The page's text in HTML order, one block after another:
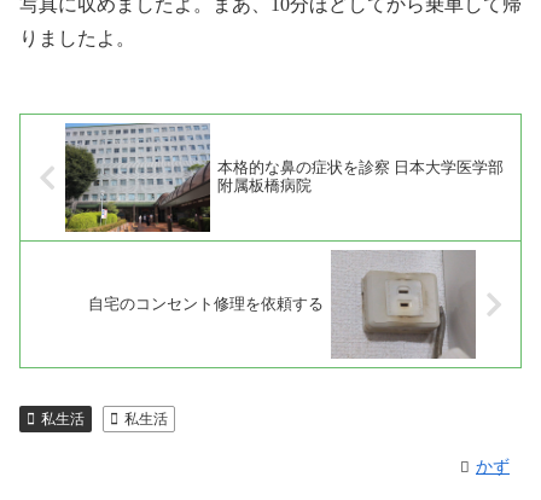
写真に収めましたよ。まあ、10分ほどしてから乗車して帰
りましたよ。
本格的な鼻の症状を診察 日本大学医学部
附属板橋病院
自宅のコンセント修理を依頼する
私生活 私生活
かず